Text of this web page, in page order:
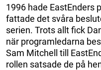
1996 hade EastEnders
fattade det svåra
serien. Trots allt fick
när programledarna
Sam Mitchell till
rollen satsade de på